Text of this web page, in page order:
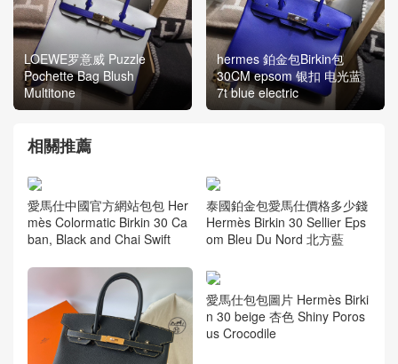
LOEWE罗意威 Puzzle
Pochette Bag Blush
Multitone
hermes 鉑金包Birkin包
30CM epsom 银扣 电光蓝
7t blue electric
相關推薦
愛馬仕中國官方網站包包 Her
mès Colormatic Birkin 30 Ca
ban, Black and Chai Swift
泰國鉑金包愛馬仕價格多少錢
Hermès Birkin 30 Sellier Eps
om Bleu Du Nord 北方藍
愛馬仕包包圖片 Hermès Birki
n 30 beige 杏色 Shiny Poros
us Crocodile